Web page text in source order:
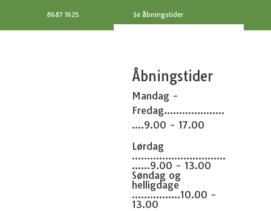
8687 1625 Se åbningstider
Åbningstider
Mandag -
Fredag....................
....9.00 - 17.00
Lørdag
...............................
......9.00 - 13.00
Søndag og
helligdage
................10.00 -
13.00